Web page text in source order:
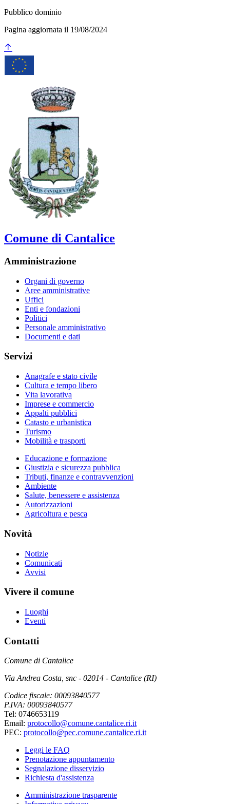
Pubblico dominio
Pagina aggiornata il 19/08/2024
Comune di Cantalice
Amministrazione
Organi di governo
Aree amministrative
Uffici
Enti e fondazioni
Politici
Personale amministrativo
Documenti e dati
Servizi
Anagrafe e stato civile
Cultura e tempo libero
Vita lavorativa
Imprese e commercio
Appalti pubblici
Catasto e urbanistica
Turismo
Mobilità e trasporti
Educazione e formazione
Giustizia e sicurezza pubblica
Tributi, finanze e contravvenzioni
Ambiente
Salute, benessere e assistenza
Autorizzazioni
Agricoltura e pesca
Novità
Notizie
Comunicati
Avvisi
Vivere il comune
Luoghi
Eventi
Contatti
Comune di Cantalice
Via Andrea Costa, snc - 02014 - Cantalice (RI)
Codice fiscale: 00093840577
P.IVA: 00093840577
Tel: 0746653119
Email: protocollo@comune.cantalice.ri.it
PEC: protocollo@pec.comune.cantalice.ri.it
Leggi le FAQ
Prenotazione appuntamento
Segnalazione disservizio
Richiesta d'assistenza
Amministrazione trasparente